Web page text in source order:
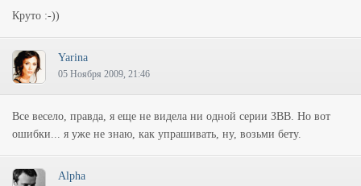
Круто :-))
Yarina
05 Ноября 2009, 21:46
Все весело, правда, я еще не видела ни одной серии ЗВВ. Но вот
ошибки... я уже не знаю, как упрашивать, ну, возьми бету.
Alpha